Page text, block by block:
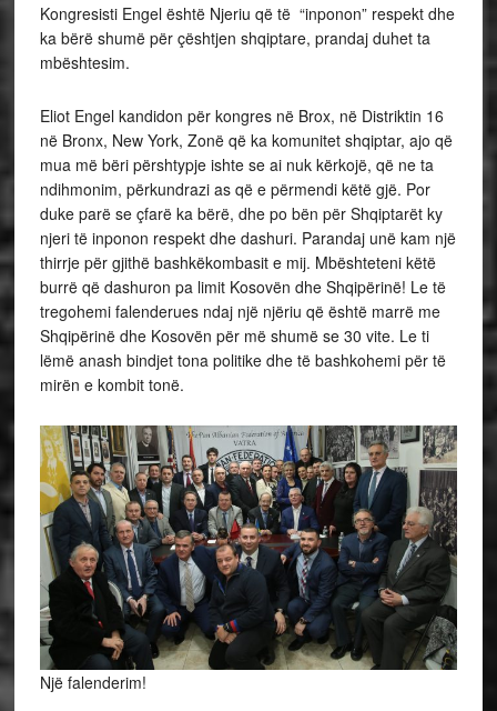
Kongresisti Engel është Njeriu që të “inponon” respekt dhe
ka bërë shumë për çështjen shqiptare, prandaj duhet ta
mbështesim.
Eliot Engel kandidon për kongres në Brox, në Distriktin 16
në Bronx, New York, Zonë që ka komunitet shqiptar, ajo që
mua më bëri përshtypje ishte se ai nuk kërkojë, që ne ta
ndihmonim, përkundrazi as që e përmendi këtë gjë. Por
duke parë se çfarë ka bërë, dhe po bën për Shqiptarët ky
njeri të inponon respekt dhe dashuri. Parandaj unë kam një
thirrje për gjithë bashkëkombasit e mij. Mbështeteni këtë
burrë që dashuron pa limit Kosovën dhe Shqipërinë! Le të
tregohemi falenderues ndaj një njëriu që është marrë me
Shqipërinë dhe Kosovën për më shumë se 30 vite. Le ti
lëmë anash bindjet tona politike dhe të bashkohemi për të
mirën e kombit tonë.
Një falenderim!